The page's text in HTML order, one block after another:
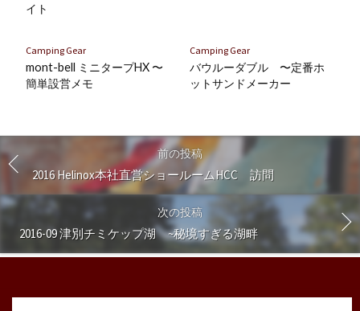
イト
Camping Gear
mont-bell ミニタープHX 〜
簡単設営メモ
Camping Gear
バウルーダブル 〜定番ホ
ットサンドメーカー
前の投稿
2016 Helinox本社直営ショールームHCC 訪問
次の投稿
2016-09 津別チミケップ湖 ~秘境すぎる湖畔